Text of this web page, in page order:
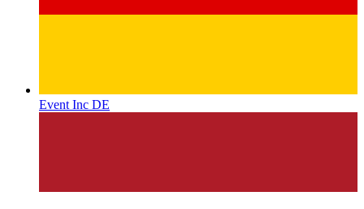
Event Inc DE